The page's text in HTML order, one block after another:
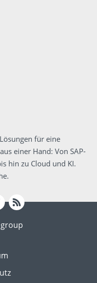
für eine
einer Hand: Von SAP-
hin zu Cloud und KI.